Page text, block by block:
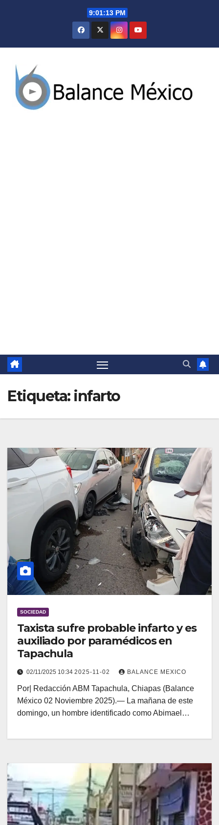
9:01:14 PM
Etiqueta: infarto
SOCIEDAD
Taxista sufre probable infarto y es
auxiliado por paramédicos en
Tapachula
02/11/2025 10:34 2025-11-02 BALANCE MEXICO
Por| Redacción ABM Tapachula, Chiapas (Balance
México 02 Noviembre 2025).— La mañana de este
domingo, un hombre identificado como Abimael…